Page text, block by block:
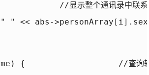
//显示整个通讯录中联系人
abs->personArray[i].sex
//查询输入的联